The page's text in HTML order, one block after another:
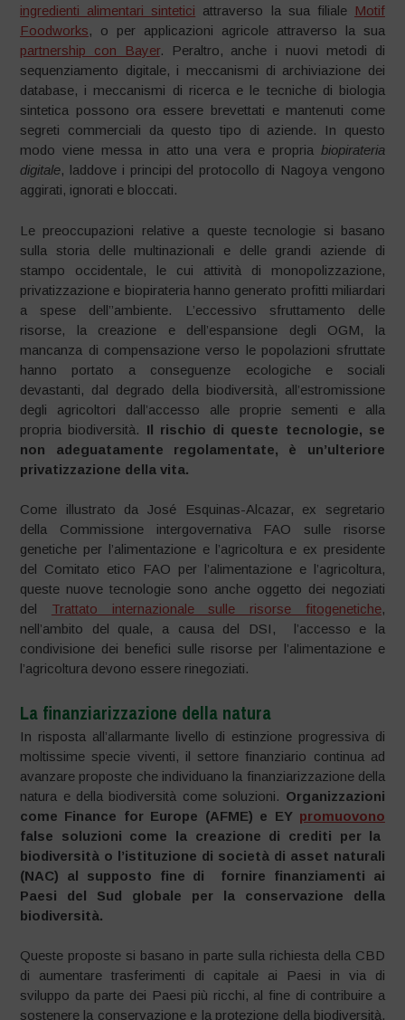
ingredienti alimentari sintetici attraverso la sua filiale Motif
Foodworks, o per applicazioni agricole attraverso la sua
partnership con Bayer. Peraltro, anche i nuovi metodi di
sequenziamento digitale, i meccanismi di archiviazione dei
database, i meccanismi di ricerca e le tecniche di biologia
sintetica possono ora essere brevettati e mantenuti come
segreti commerciali da questo tipo di aziende. In questo
modo viene messa in atto una vera e propria biopirateria
digitale, laddove i principi del protocollo di Nagoya vengono
aggirati, ignorati e bloccati.
Le preoccupazioni relative a queste tecnologie si basano
sulla storia delle multinazionali e delle grandi aziende di
stampo occidentale, le cui attività di monopolizzazione,
privatizzazione e biopirateria hanno generato profitti miliardari
a spese dell’’ambiente. L’eccessivo sfruttamento delle
risorse, la creazione e dell’espansione degli OGM, la
mancanza di compensazione verso le popolazioni sfruttate
hanno portato a conseguenze ecologiche e sociali
devastanti, dal degrado della biodiversità, all’estromissione
degli agricoltori dall’accesso alle proprie sementi e alla
propria biodiversità. Il rischio di queste tecnologie, se
non adeguatamente regolamentate, è un’ulteriore
privatizzazione della vita.
Come illustrato da José Esquinas-Alcazar, ex segretario
della Commissione intergovernativa FAO sulle risorse
genetiche per l’alimentazione e l’agricoltura e ex presidente
del Comitato etico FAO per l’alimentazione e l’agricoltura,
queste nuove tecnologie sono anche oggetto dei negoziati
del Trattato internazionale sulle risorse fitogenetiche,
nell’ambito del quale, a causa del DSI, l’accesso e la
condivisione dei benefici sulle risorse per l’alimentazione e
l’agricoltura devono essere rinegoziati.
La finanziarizzazione della natura
In risposta all’allarmante livello di estinzione progressiva di
moltissime specie viventi, il settore finanziario continua ad
avanzare proposte che individuano la finanziarizzazione della
natura e della biodiversità come soluzioni. Organizzazioni
come Finance for Europe (AFME) e EY promuovono
false soluzioni come la creazione di crediti per la
biodiversità o l’istituzione di società di asset naturali
(NAC) al supposto fine di fornire finanziamenti ai
Paesi del Sud globale per la conservazione della
biodiversità.
Queste proposte si basano in parte sulla richiesta della CBD
di aumentare trasferimenti di capitale ai Paesi in via di
sviluppo da parte dei Paesi più ricchi, al fine di contribuire a
sostenere la conservazione e la protezione della biodiversità.